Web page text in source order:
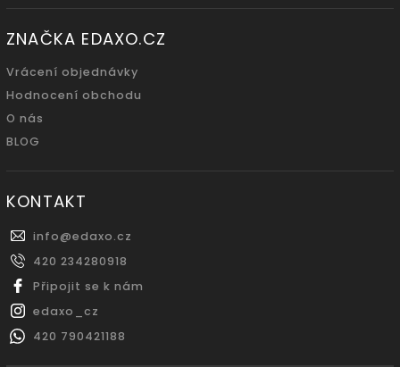
ZNAČKA EDAXO.CZ
Vrácení objednávky
Hodnocení obchodu
O nás
BLOG
KONTAKT
info@edaxo.cz
420 234280918
Připojit se k nám
edaxo_cz
420 790421188